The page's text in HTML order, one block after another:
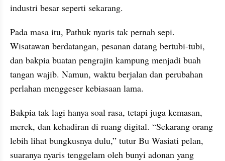
industri besar seperti sekarang.
Pada masa itu, Pathuk nyaris tak pernah sepi.
Wisatawan berdatangan, pesanan datang bertubi-tubi,
dan bakpia buatan pengrajin kampung menjadi buah
tangan wajib. Namun, waktu berjalan dan perubahan
perlahan menggeser kebiasaan lama.
Bakpia tak lagi hanya soal rasa, tetapi juga kemasan,
merek, dan kehadiran di ruang digital. “Sekarang orang
lebih lihat bungkusnya dulu,” tutur Bu Wasiati pelan,
suaranya nyaris tenggelam oleh bunyi adonan yang